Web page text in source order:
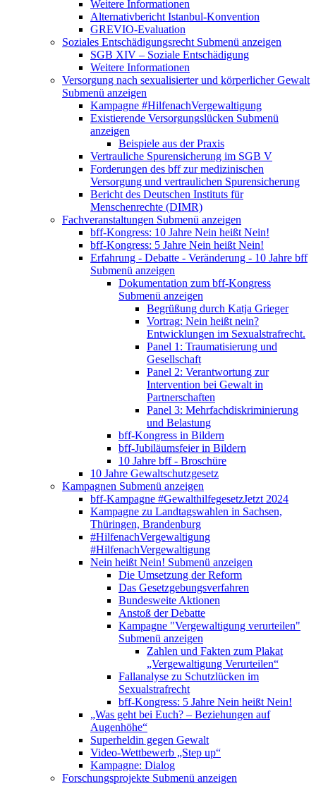
Weitere Informationen
Alternativbericht Istanbul-Konvention
GREVIO-Evaluation
Soziales Entschädigungsrecht Submenü anzeigen
SGB XIV – Soziale Entschädigung
Weitere Informationen
Versorgung nach sexualisierter und körperlicher Gewalt
Submenü anzeigen
Kampagne #HilfenachVergewaltigung
Existierende Versorgungslücken Submenü
anzeigen
Beispiele aus der Praxis
Vertrauliche Spurensicherung im SGB V
Forderungen des bff zur medizinischen
Versorgung und vertraulichen Spurensicherung
Bericht des Deutschen Instituts für
Menschenrechte (DIMR)
Fachveranstaltungen Submenü anzeigen
bff-Kongress: 10 Jahre Nein heißt Nein!
bff-Kongress: 5 Jahre Nein heißt Nein!
Erfahrung - Debatte - Veränderung - 10 Jahre bff
Submenü anzeigen
Dokumentation zum bff-Kongress
Submenü anzeigen
Begrüßung durch Katja Grieger
Vortrag: Nein heißt nein?
Entwicklungen im Sexualstrafrecht.
Panel 1: Traumatisierung und
Gesellschaft
Panel 2: Verantwortung zur
Intervention bei Gewalt in
Partnerschaften
Panel 3: Mehrfachdiskriminierung
und Belastung
bff-Kongress in Bildern
bff-Jubiläumsfeier in Bildern
10 Jahre bff - Broschüre
10 Jahre Gewaltschutzgesetz
Kampagnen Submenü anzeigen
bff-Kampagne #GewalthilfegesetzJetzt 2024
Kampagne zu Landtagswahlen in Sachsen,
Thüringen, Brandenburg
#HilfenachVergewaltigung
#HilfenachVergewaltigung
Nein heißt Nein! Submenü anzeigen
Die Umsetzung der Reform
Das Gesetzgebungsverfahren
Bundesweite Aktionen
Anstoß der Debatte
Kampagne "Vergewaltigung verurteilen"
Submenü anzeigen
Zahlen und Fakten zum Plakat
„Vergewaltigung Verurteilen“
Fallanalyse zu Schutzlücken im
Sexualstrafrecht
bff-Kongress: 5 Jahre Nein heißt Nein!
„Was geht bei Euch? – Beziehungen auf
Augenhöhe“
Superheldin gegen Gewalt
Video-Wettbewerb „Step up“
Kampagne: Dialog
Forschungsprojekte Submenü anzeigen